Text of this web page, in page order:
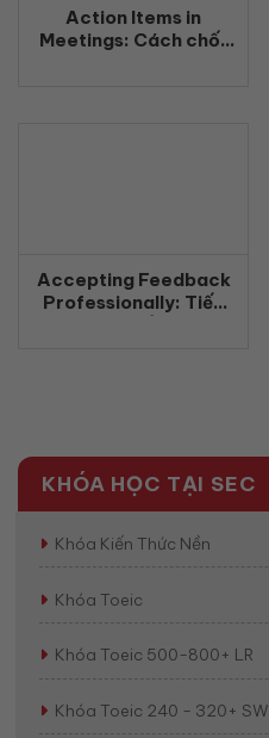
Action Items in
Meetings: Cách chốt
Accepting Feedback
Professionally: Tiếp
KHÓA HỌC TẠI SEC
Khóa Kiến Thức Nền
Khóa Toeic
Khóa Toeic 500-800+ LR
Khóa Toeic 240 - 320+ SW